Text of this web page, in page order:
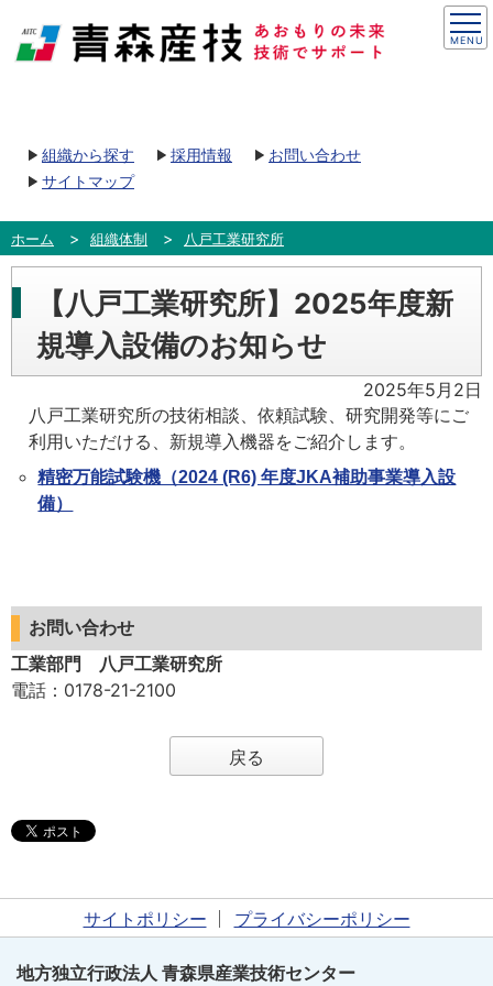
組織から探す 採用情報
お問い合わせ
サイトマップ
ホーム 組織体制 八戸工業研究所
【八戸工業研究所】2025年度新
規導入設備のお知らせ
2025年5月2日
八戸工業研究所の技術相談、依頼試験、研究開発等にご
利用いただける、新規導入機器をご紹介します。
精密万能試験機（2024 (R6) 年度JKA補助事業導入設
備）
お問い合わせ
工業部門 八戸工業研究所
電話 ：0178-21-2100
戻る
サイトポリシー プライバシーポリシー
地方独立行政法人 青森県産業技術センター